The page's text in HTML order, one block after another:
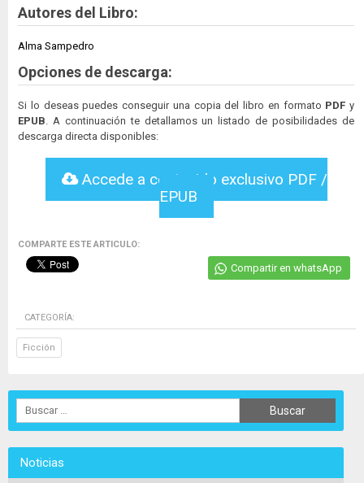
Autores del Libro:
Alma Sampedro
Opciones de descarga:
Si lo deseas puedes conseguir una copia del libro en formato PDF y
EPUB . A continuación te detallamos un listado de posibilidades de
descarga directa disponibles:
Accede a contenido exclusivo PDF /
EPUB
COMPARTE ESTE ARTICULO:
Compartir en whatsApp
CATEGORÍA:
Ficción
Noticias